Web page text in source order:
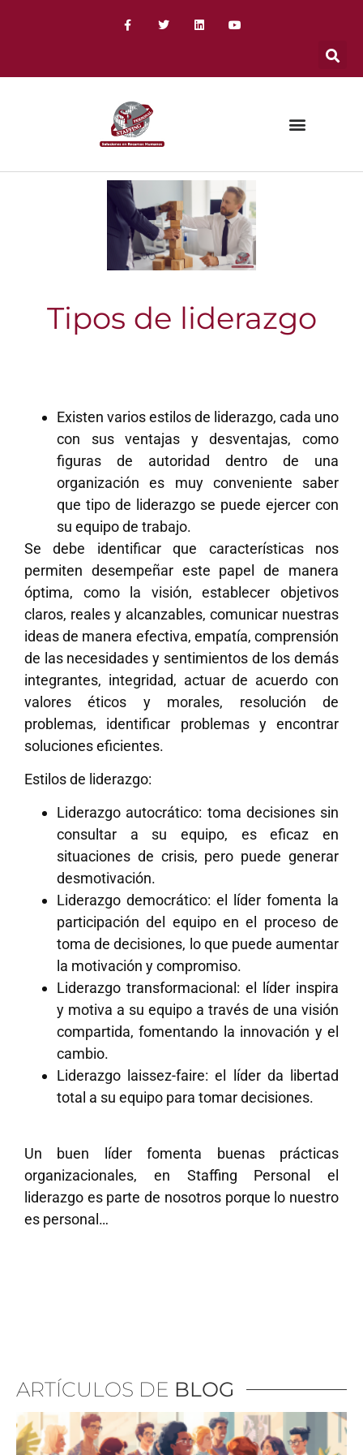
Tipos de liderazgo
Existen varios estilos de liderazgo, cada uno
con sus ventajas y desventajas, como
figuras de autoridad dentro de una
organización es muy conveniente saber
que tipo de liderazgo se puede ejercer con
su equipo de trabajo.
Se debe identificar que características nos
permiten desempeñar este papel de manera
óptima, como la visión, establecer objetivos
claros, reales y alcanzables, comunicar nuestras
ideas de manera efectiva, empatía, comprensión
de las necesidades y sentimientos de los demás
integrantes, integridad, actuar de acuerdo con
valores éticos y morales, resolución de
problemas, identificar problemas y encontrar
soluciones eficientes.
Estilos de liderazgo:
Liderazgo autocrático: toma decisiones sin
consultar a su equipo, es eficaz en
situaciones de crisis, pero puede generar
desmotivación.
Liderazgo democrático: el líder fomenta la
participación del equipo en el proceso de
toma de decisiones, lo que puede aumentar
la motivación y compromiso.
Liderazgo transformacional: el líder inspira
y motiva a su equipo a través de una visión
compartida, fomentando la innovación y el
cambio.
Liderazgo laissez-faire: el líder da libertad
total a su equipo para tomar decisiones.
Un buen líder fomenta buenas prácticas
organizacionales, en Staffing Personal el
liderazgo es parte de nosotros porque lo nuestro
es personal…
ARTÍCULOS DE BLOG